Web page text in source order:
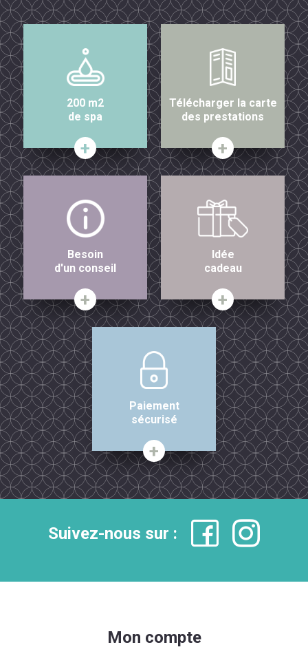
200 m2
de spa
Télécharger la carte
des prestations
Besoin
d'un conseil
Idée
cadeau
Paiement
sécurisé
Suivez-nous sur :
Mon compte